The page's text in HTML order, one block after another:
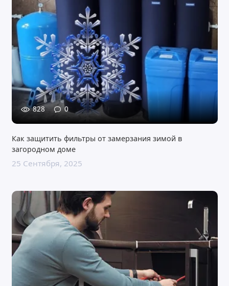
828 0
Как защитить фильтры от замерзания зимой в
загородном доме
25 Сентября, 2025